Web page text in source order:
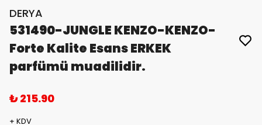
DERYA
531490-JUNGLE KENZO-KENZO-
Forte Kalite Esans ERKEK
parfümü muadilidir.
₺ 215.90
+ KDV